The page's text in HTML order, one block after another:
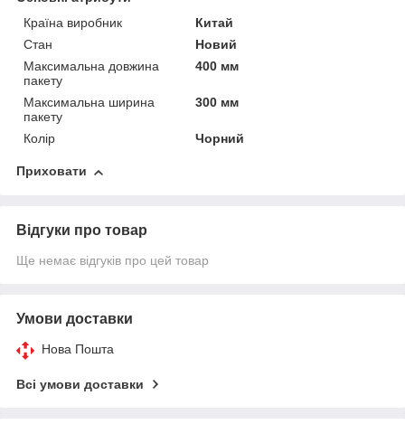
Країна виробник
Китай
Стан
Новий
Максимальна довжина
пакету
400 мм
Максимальна ширина
пакету
300 мм
Колір Чорний
Приховати
Відгуки про товар
Ще немає відгуків про цей товар
Умови доставки
Нова Пошта
Всі умови доставки